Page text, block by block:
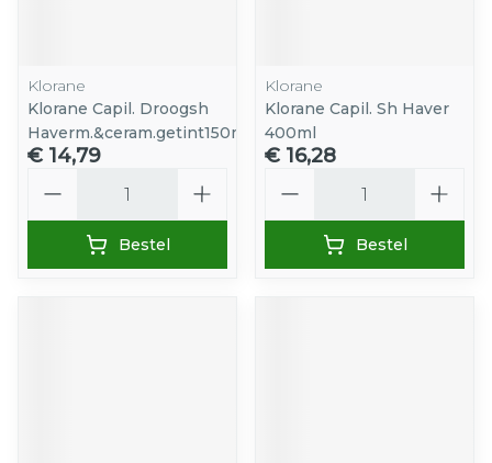
Klorane
Klorane Capil. Droogsh
Haverm.&ceram.getint150ml
€ 14,79
Bestel
Klorane
Klorane Capil. Sh Haver
400ml
€ 16,28
Bestel